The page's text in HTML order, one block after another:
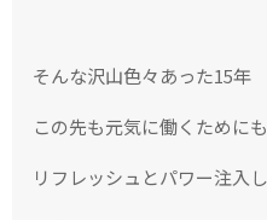
そんな沢山色々あった15年
この先も元気に働くためにも
リフレッシュとパワー注入